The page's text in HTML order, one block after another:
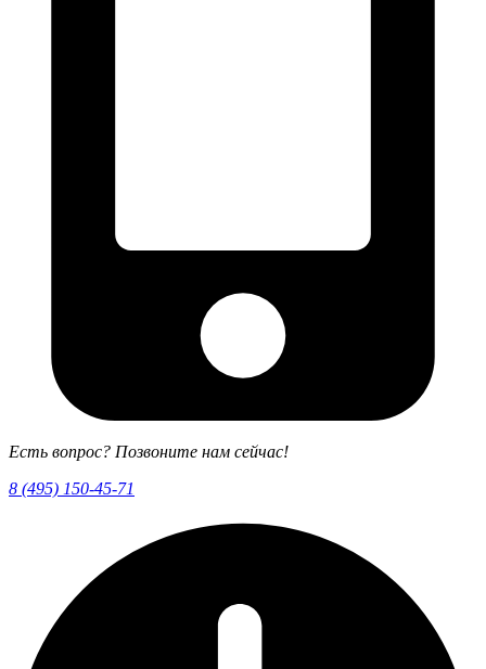
Есть вопрос? Позвоните нам сейчас!
8 (495) 150-45-71